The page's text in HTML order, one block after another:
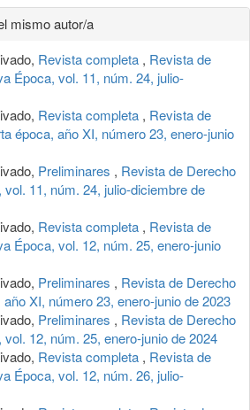
mismo autor/a
Revista completa , Revista de
Época, vol. 11, núm. 24, julio-
Revista completa , Revista de
época, año XI, número 23, enero-junio
Preliminares , Revista de Derecho
11, núm. 24, julio-diciembre de
Revista completa , Revista de
Época, vol. 12, núm. 25, enero-junio
Preliminares , Revista de Derecho
XI, número 23, enero-junio de 2023
Preliminares , Revista de Derecho
12, núm. 25, enero-junio de 2024
Revista completa , Revista de
Época, vol. 12, núm. 26, julio-